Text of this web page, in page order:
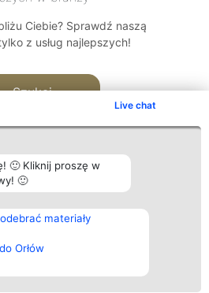
Live chat
🙂 Kliknij proszę w
🙂
materiały
Orłów
Ciebie? Sprawdź naszą
z usług najlepszych!
Szukaj
Plebiscyt
Laureaci
wszystkich
Laureatów
Regulamin
Kontakt
Kontakt